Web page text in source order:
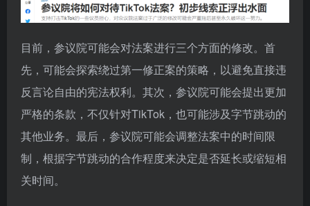
目前，参议院可能会对法案进行三个方面的修改。首
先，可能会探索绕过第一修正案的策略，以避免直接违
反言论自由的宪法权利。其次，参议院可能会提出更加
严格的条款，不仅针对TikTok，也可能涉及字节跳动的
其他业务。最后，参议院可能会调整法案中的时间限
制，根据字节跳动的合作程度来决定是否延长或缩短相
关时间。